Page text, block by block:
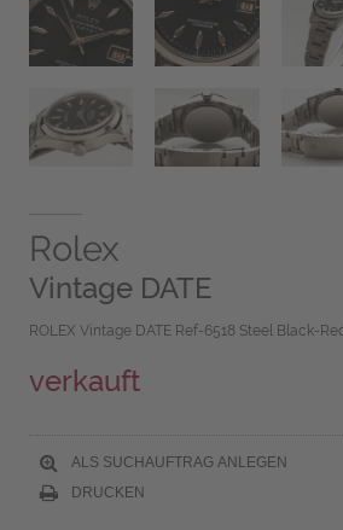
Rolex
Vintage DATE
ROLEX Vintage DATE Ref-6518 Steel Black-
verkauft
ALS SUCHAUFTRAG ANLEGEN
DRUCKEN